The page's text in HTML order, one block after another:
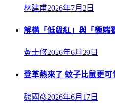
林建甫2026年7月2日
解構「低級紅」與「極端
黃士修2026年6月29日
登革熱來了 蚊子比鼠更可
魏國彥2026年6月17日